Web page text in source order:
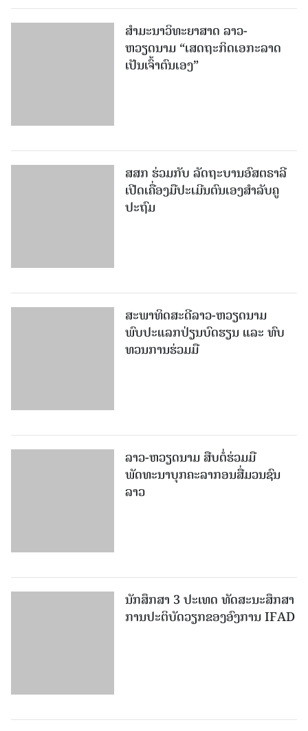
ສຳມະນາວິທະຍາສາດ ລາວ-
ຫວຽດນາມ “ເສດຖະກິດເອກະລາດ
ເປັນເຈົ້າຕົນເອງ”
ສສກ ຮ່ວມກັບ ລັດຖະບານອົສຕຣາລີ
ເປີດເຄື່ອງມືປະເມີນຕົນເອງສຳລັບຄູ
ປະຖົມ
ສະພາທິດສະດີລາວ-ຫວຽດນາມ
ພົບປະແລກປ່ຽນບົດຮຽນ ແລະ ທົບ
ທວນການຮ່ວມມື
ລາວ-ຫວຽດ​ນາມ ສືບ​ຕໍ່​ຮ່ວມ​ມື
ພັດທະນາບຸກຄະລາກອນສື່ມວນຊົນ
ລາວ
ນັກສຶກສາ 3 ປະເທດ ທັດ​ສະ​ນະ​ສຶກ​ສາ
ການປະຕິບັດວຽກຂອງອົງການ IFAD